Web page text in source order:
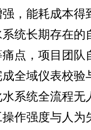
，能耗成本得
统长期存在的
点，项目团队
全域仪表校验
系统全流程无
作强度与人为